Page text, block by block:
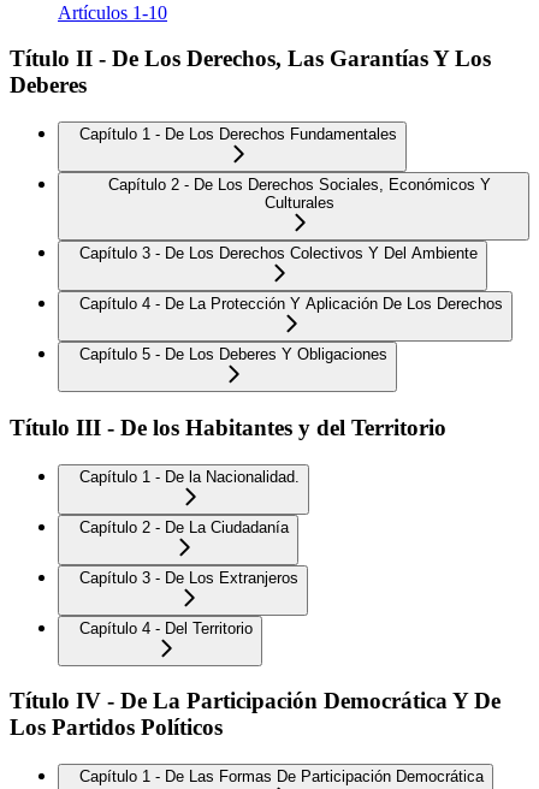
Artículos 1-10
Título II - De Los Derechos, Las Garantías Y Los
Deberes
Capítulo 1 - De Los Derechos Fundamentales
Capítulo 2 - De Los Derechos Sociales, Económicos Y
Culturales
Capítulo 3 - De Los Derechos Colectivos Y Del Ambiente
Capítulo 4 - De La Protección Y Aplicación De Los Derechos
Capítulo 5 - De Los Deberes Y Obligaciones
Título III - De los Habitantes y del Territorio
Capítulo 1 - De la Nacionalidad.
Capítulo 2 - De La Ciudadanía
Capítulo 3 - De Los Extranjeros
Capítulo 4 - Del Territorio
Título IV - De La Participación Democrática Y De
Los Partidos Políticos
Capítulo 1 - De Las Formas De Participación Democrática